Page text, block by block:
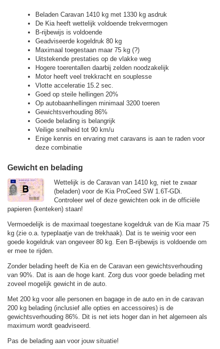
Beladen Caravan 1410 kg met 1330 kg asdruk
De Kia heeft wettelijk voldoende trekvermogen
B-rijbewijs is voldoende
Geadviseerde kogeldruk 80 kg
Maximaal toegestaan maar 75 kg (?)
Uitstekende prestaties op de vlakke weg
Hogere toerentallen daarbij zelden noodzakelijk
Motor heeft veel trekkracht en souplesse
Vlotte acceleratie 15.2 sec.
Goed op steile hellingen 20%
Op autobaanhellingen minimaal 3200 toeren
Gewichtsverhouding 86%
Goede belading is belangrijk
Veilige snelheid tot 90 km/u
Enige kennis en ervaring met caravans is aan te raden voor
deze combinatie
Gewicht en belading
Wettelijk is de Caravan van 1410 kg, niet te zwaar
(beladen) voor de Kia ProCeed SW 1.6T-GDi.
Controleer wel of deze gewichten ook in de officiële
papieren (kenteken) staan!
Vermoedelijk is de maximaal toegestane kogeldruk van de Kia maar 75
kg (zie o.a. typeplaatje van de trekhaak). Dat is te weinig voor een
goede kogeldruk van ongeveer 80 kg. Een B-rijbewijs is voldoende om
er mee te rijden.
Zonder belading heeft de Kia en de Caravan een gewichtsverhouding
van 90%. Dat is aan de hoge kant. Zorg dus voor goede belading met
zoveel mogelijk gewicht in de auto.
Met 200 kg voor alle personen en bagage in de auto en in de caravan
200 kg belading (inclusief alle opties en accessoires) is de
gewichtsverhouding 86%. Dit is net iets hoger dan in het algemeen als
maximum wordt geadviseerd.
Pas de belading aan voor jouw situatie!